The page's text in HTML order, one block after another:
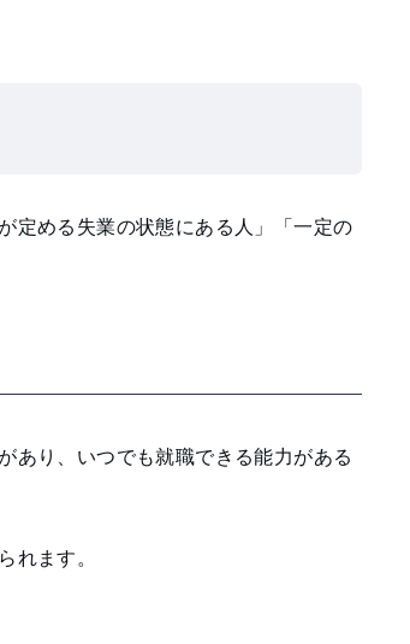
定める失業の状態にある人」「一定の
あり、いつでも就職できる能力がある
れます。